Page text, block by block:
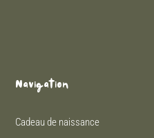
Navigation
Cadeau de naissance